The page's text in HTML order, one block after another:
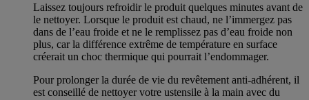
Laissez toujours refroidir le produit quelques minutes avant de
le nettoyer. Lorsque le produit est chaud, ne l’immergez pas
dans de l’eau froide et ne le remplissez pas d’eau froide non
plus, car la différence extrême de température en surface
créerait un choc thermique qui pourrait l’endommager.
Pour prolonger la durée de vie du revêtement anti-adhérent, il
est conseillé de nettoyer votre ustensile à la main avec du